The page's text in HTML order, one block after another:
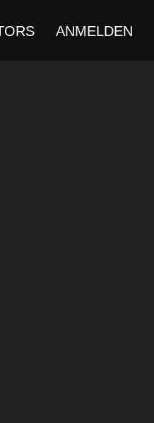
ANMELDEN